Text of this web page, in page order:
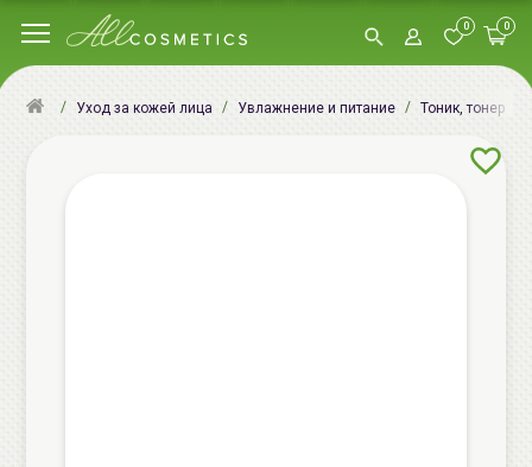
0 0
Уход за кожей лица Увлажнение и питание Тоник, тонер